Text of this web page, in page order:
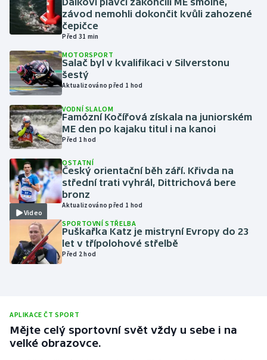
Judo
Krasobruslení
Lezení
Lyže a snowboard
Moderní pětiboj
Motorsport
Olympijské hry
Parasport
Plavání
Ragby
Rychlobruslení
závod nemohli dokončit kvůli zahozené
čepičce
Před 31 min
MOTORSPORT
Salač byl v kvalifikaci v Silverstonu
šestý
Aktualizováno před 1 hod
VODNÍ SLALOM
Famózní Kočířová získala na juniorském
ME den po kajaku titul i na kanoi
Před 1 hod
Video
OSTATNÍ
Český orientační běh září. Křivda na
střední trati vyhrál, Dittrichová bere
bronz
Aktualizováno před 1 hod
SPORTOVNÍ STŘELBA
Puškařka Katz je mistryní Evropy do 23
let v třípolohové střelbě
Před 2 hod
APLIKACE ČT SPORT
Mějte celý sportovní svět vždy u sebe i na
velké obrazovce.